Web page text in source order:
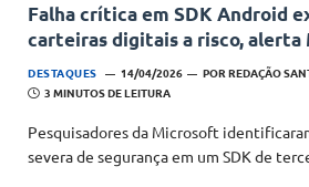
Falha crítica em SDK Android
carteiras digitais a risco,
DESTAQUES 14/04/2026 POR REDAÇÃO
3 MINUTOS DE LEITURA
Pesquisadores da Microsoft
severa de segurança em um SDK de